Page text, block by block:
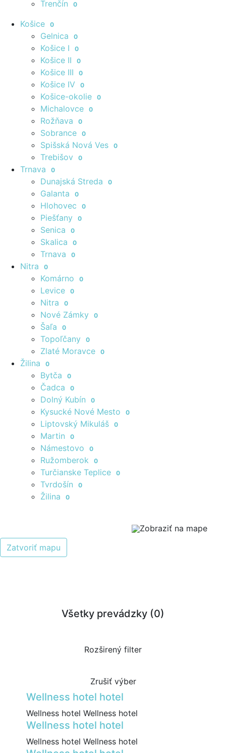
Trenčín 0
Košice 0
Gelnica 0
Košice I 0
Košice II 0
Košice III 0
Košice IV 0
Košice-okolie 0
Michalovce 0
Rožňava 0
Sobrance 0
Spišská Nová Ves 0
Trebišov 0
Trnava 0
Dunajská Streda 0
Galanta 0
Hlohovec 0
Piešťany 0
Senica 0
Skalica 0
Trnava 0
Nitra 0
Komárno 0
Levice 0
Nitra 0
Nové Zámky 0
Šaľa 0
Topoľčany 0
Zlaté Moravce 0
Žilina 0
Bytča 0
Čadca 0
Dolný Kubín 0
Kysucké Nové Mesto 0
Liptovský Mikuláš 0
Martin 0
Námestovo 0
Ružomberok 0
Turčianske Teplice 0
Tvrdošín 0
Žilina 0
Zobraziť na mape
Zatvoriť mapu
Všetky prevádzky (0)
Rozširený filter
Zrušiť výber
Wellness hotel hotel
Wellness hotel Wellness hotel
Wellness hotel hotel
Wellness hotel Wellness hotel